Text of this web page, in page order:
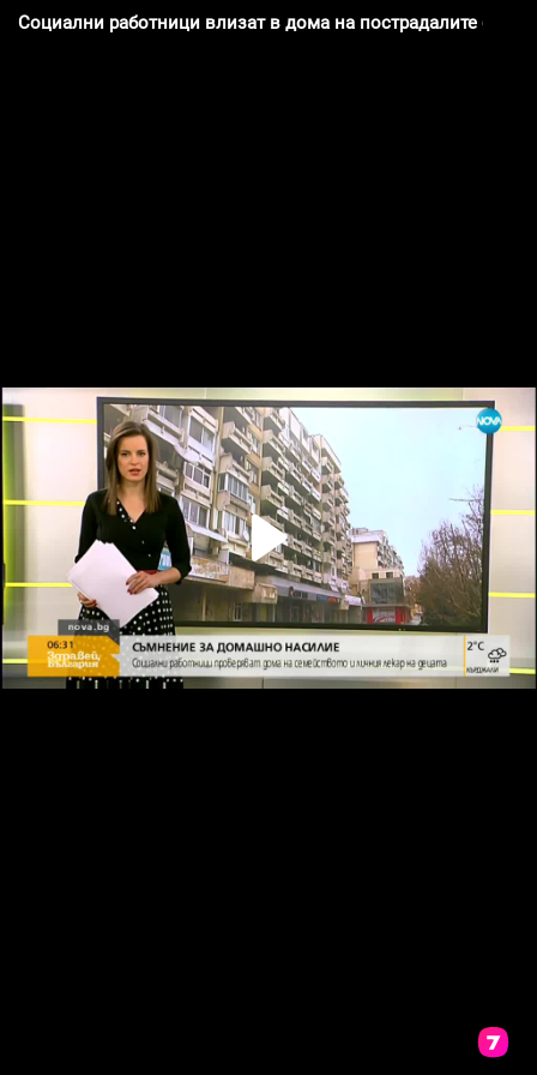
Социални работници влизат в дома на пострадалите